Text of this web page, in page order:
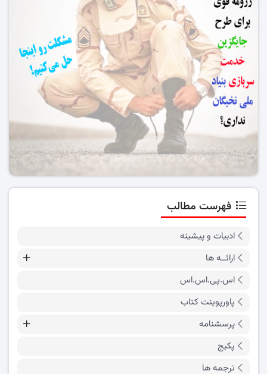
فهرست مطالب
ادبیات و پیشینه
ارائــه ها
اس.پی.اس.اس
پاورپوینت کتاب
پرسشنامه
پکیج
ترجمه ها